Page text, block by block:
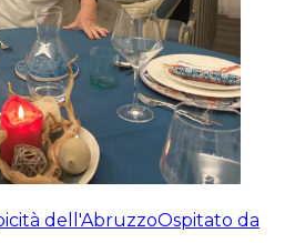
dell'AbruzzoOspitato da